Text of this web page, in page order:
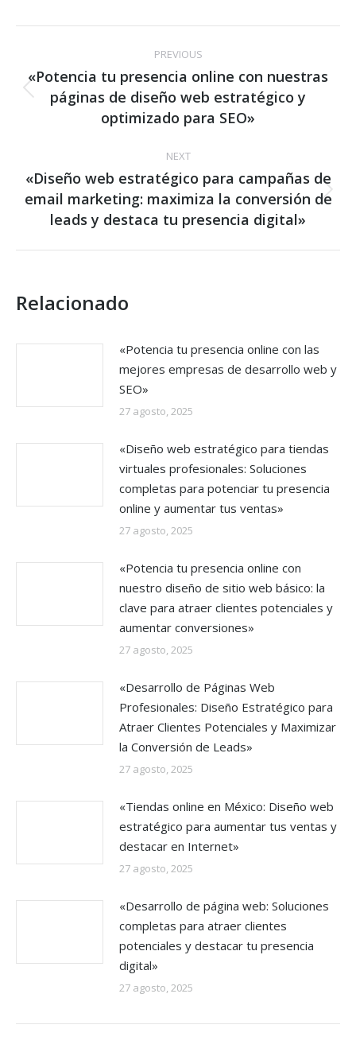
navigation
PREVIOUS
Previous
post:
«Potencia tu presencia online con nuestras
páginas de diseño web estratégico y
optimizado para SEO»
NEXT
Next
post:
«Diseño web estratégico para campañas de
email marketing: maximiza la conversión de
leads y destaca tu presencia digital»
Relacionado
«Potencia tu presencia online con las
mejores empresas de desarrollo web y
SEO»
27 agosto, 2025
«Diseño web estratégico para tiendas
virtuales profesionales: Soluciones
completas para potenciar tu presencia
online y aumentar tus ventas»
27 agosto, 2025
«Potencia tu presencia online con
nuestro diseño de sitio web básico: la
clave para atraer clientes potenciales y
aumentar conversiones»
27 agosto, 2025
«Desarrollo de Páginas Web
Profesionales: Diseño Estratégico para
Atraer Clientes Potenciales y Maximizar
la Conversión de Leads»
27 agosto, 2025
«Tiendas online en México: Diseño web
estratégico para aumentar tus ventas y
destacar en Internet»
27 agosto, 2025
«Desarrollo de página web: Soluciones
completas para atraer clientes
potenciales y destacar tu presencia
digital»
27 agosto, 2025